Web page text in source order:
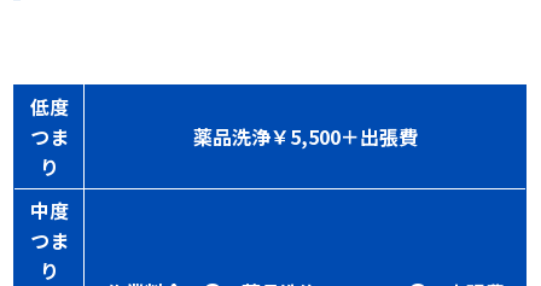
低度
つま
り
薬品洗浄￥5,500＋出張費
中度
つま
り